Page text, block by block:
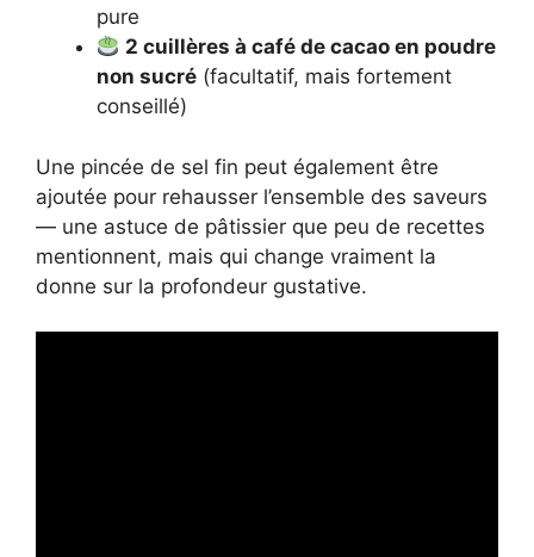
pure
2 cuillères à café de cacao en poudre
non sucré (facultatif, mais fortement
conseillé)
Une pincée de sel fin peut également être
ajoutée pour rehausser l’ensemble des saveurs
— une astuce de pâtissier que peu de recettes
mentionnent, mais qui change vraiment la
donne sur la profondeur gustative.